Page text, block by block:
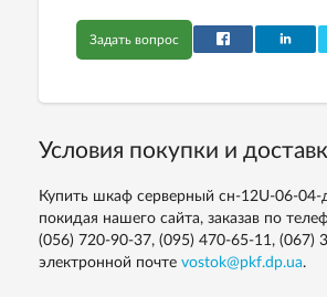
Задать вопрос
Условия покупки и
Купить шкаф серверный сн-12U-06-
покидая нашего сайта, заказав по
(056) 720-90-37, (095) 470-65-11, (067)
электронной почте vostok@pkf.dp.ua.